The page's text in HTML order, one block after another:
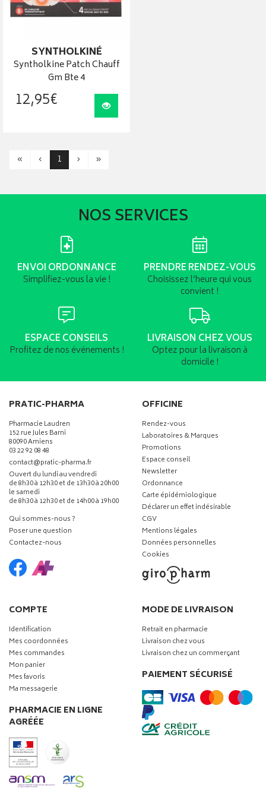
SYNTHOLKINÉ
Syntholkine Patch Chauff
Gm Bte 4
12,95€ Visualiser
« ‹ 1 › »
NOS SERVICES
ENVOI ORDONNANCE
Simplifiez-vous la vie !
PRENDRE RENDEZ-VOUS
Choisissez l’heure qui vous
convient !
ESPACE CONSEILS
Profitez de nos événements !
LIVRAISON CHEZ VOUS
Optez pour la livraison à
domicile !
PRATIC-PHARMA
Pharmacie Laudren
152 rue Jules Barni
80090 Amiens
03 22 92 08 48
contact-
@-
pratic-pharma.fr
Ouvert du lundi au vendredi
de 8h30 à 12h30 et de 13h30 à 20h00
le samedi
de 8h30 à 12h30 et de 14h00 à 19h00
Qui sommes-nous ?
Poser une question
Contactez-nous
OFFICINE
Rendez-vous
Laboratoires & Marques
Promotions
Espace conseil
Newsletter
Ordonnance
Carte épidémiologique
Déclarer un effet indésirable
CGV
Mentions légales
Données personnelles
Cookies
COMPTE
Identification
Mes coordonnées
Mes commandes
Mon panier
Mes favoris
Ma messagerie
PHARMACIE EN LIGNE
AGRÉÉE
MODE DE LIVRAISON
Retrait en pharmacie
Livraison chez vous
Livraison chez un commerçant
PAIEMENT SÉCURISÉ